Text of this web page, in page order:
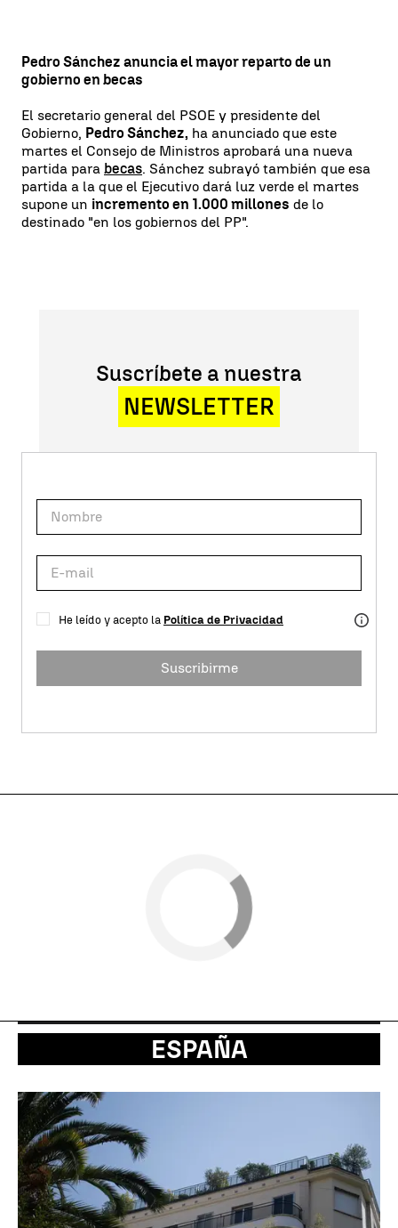
Pedro Sánchez anuncia el mayor reparto de un
gobierno en becas
El secretario general del PSOE y presidente del
Gobierno, Pedro Sánchez, ha anunciado que este
martes el Consejo de Ministros aprobará una nueva
partida para becas. Sánchez subrayó también que esa
partida a la que el Ejecutivo dará luz verde el martes
supone un incremento en 1.000 millones de lo
destinado "en los gobiernos del PP".
Suscríbete a nuestra
NEWSLETTER
He leído y acepto la Política de Privacidad
Suscribirme
ESPAÑA